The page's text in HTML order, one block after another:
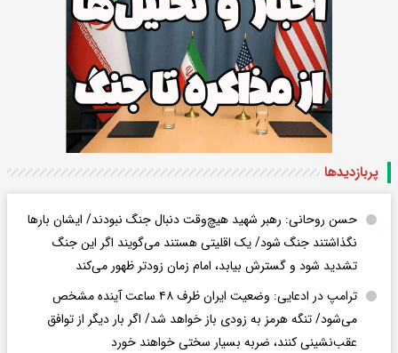
پربازدید‌ها
حسن روحانی: رهبر شهید هیچ‌وقت دنبال جنگ نبودند/ ایشان بارها
نگذاشتند جنگ شود/ یک اقلیتی هستند می‌گویند اگر این جنگ
تشدید شود و گسترش بیابد، امام زمان زودتر ظهور می‌کند
ترامپ در ادعایی: وضعیت ایران ظرف ۴۸ ساعت آینده مشخص
می‌شود/ تنگه هرمز به زودی باز خواهد شد/ اگر بار دیگر از توافق
عقب‌نشینی کنند، ضربه بسیار سختی خواهند خورد